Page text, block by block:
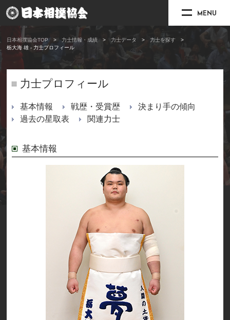
MENU
日本相撲協会TOP 力士情報・成績 力士データ
力士を探す
栃大海 雄 - 力士プロフィール
力士プロフィール
基本情報 戦歴・受賞歴
決まり手の傾向
過去の星取表
関連力士
基本情報